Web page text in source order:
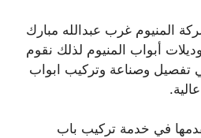
المنيوم غرب عبدالله مبارك
أبواب المنيوم لذلك نقوم
تفصيل وصناعة وتركيب ابواب
في خدمة تركيب باب